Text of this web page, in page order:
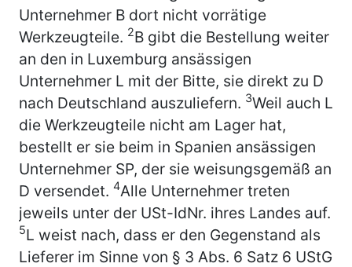
Unternehmer B dort nicht vorrätige
Werkzeugteile. 2B gibt die Bestellung weiter
an den in Luxemburg ansässigen
Unternehmer L mit der Bitte, sie direkt zu D
nach Deutschland auszuliefern. 3Weil auch L
die Werkzeugteile nicht am Lager hat,
bestellt er sie beim in Spanien ansässigen
Unternehmer SP, der sie weisungsgemäß an
D versendet. 4Alle Unternehmer treten
jeweils unter der USt-IdNr. ihres Landes auf.
5L weist nach, dass er den Gegenstand als
Lieferer im Sinne von § 3 Abs. 6 Satz 6 UStG